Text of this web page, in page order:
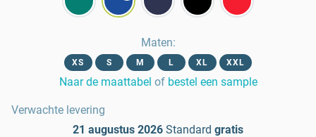
Maten:
XS S M L XL XXL
Naar de maattabel of bestel een sample
Verwachte levering
21 augustus 2026 Standard gratis